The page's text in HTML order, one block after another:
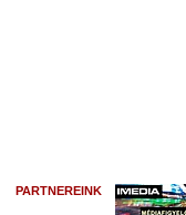
PARTNEREINK